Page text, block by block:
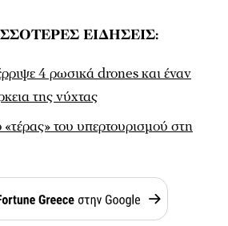
ΕΙΔΗΣΕΙΣ:
4 ρωσικά drones και έναν
της νύχτας
του υπερτουρισμού στη